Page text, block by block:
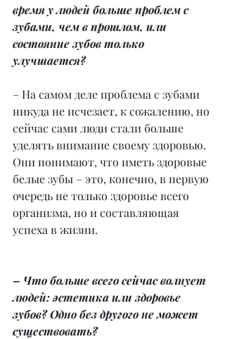
время у людей больше проблем с
зубами, чем в прошлом, или
состояние зубов только
улучшается?
– На самом деле проблема с зубами
никуда не исчезает, к сожалению, но
сейчас сами люди стали больше
уделять внимание своему здоровью.
Они понимают, что иметь здоровые
белые зубы – это, конечно, в первую
очередь не только здоровье всего
организма, но и составляющая
успеха в жизни.
– Что больше всего сейчас волнует
людей: эстетика или здоровье
зубов? Одно без другого не может
существовать?